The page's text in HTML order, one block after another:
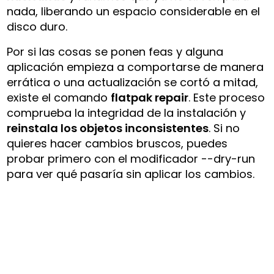
nada, liberando un espacio considerable en el
disco duro.
Por si las cosas se ponen feas y alguna
aplicación empieza a comportarse de manera
errática o una actualización se cortó a mitad,
existe el comando flatpak repair. Este proceso
comprueba la integridad de la instalación y
reinstala los objetos inconsistentes. Si no
quieres hacer cambios bruscos, puedes
probar primero con el modificador --dry-run
para ver qué pasaría sin aplicar los cambios.